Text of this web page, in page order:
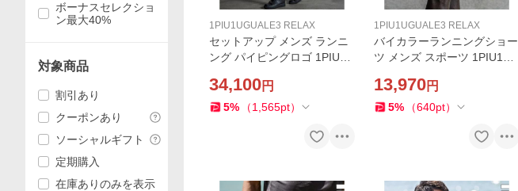
1PIU1UGUALE3 RELAX
セットアップ メンズ ランニ
ング パイピングロゴ 1PIU1U
トレーニング ジム スポーツ
ウノピゥウノウグァーレトレ
34,100円
5% （1,565pt）
1PIU1UGUALE3 RELAX
バイカラーランニングショー
ツ メンズ スポーツ 1PIU1UG
ジム ハーフパンツ 短パン ウ
ノピゥウノウグァーレトレ
13,970円
5% （640pt）
ボーナスセレクショ
ン最大40%
対象商品
割引あり
クーポンあり
ソーシャルギフト
定期購入
在庫ありのみを表示